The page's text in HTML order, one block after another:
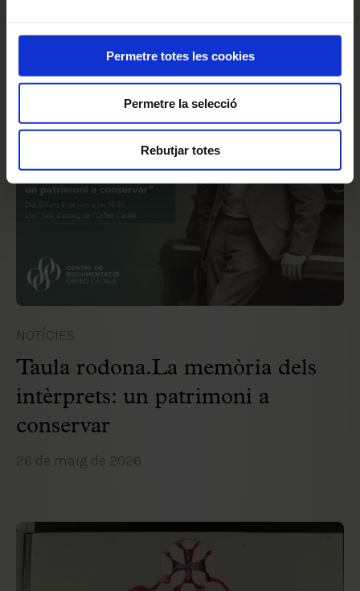
Permetre totes les cookies
Permetre la selecció
Rebutjar totes
NOTÍCIES
Taula rodona.La memòria dels
intèrprets: un patrimoni a
conservar
26 de maig de 2026